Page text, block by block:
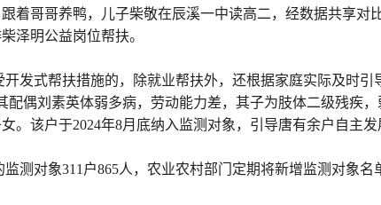
着哥哥养鸭，儿子柴敬在辰溪一中读高二，经数据共享对
泽明公益岗位帮扶。
开发式帮扶措施的，除就业帮扶外，还根据家庭实际及时
配偶刘素英体弱多病，劳动能力差，其子为肢体二级残疾，
。该户于2024年8月底纳入监测对象，引导唐有余户自主发
监测对象311户865人，农业农村部门定期将新增监测对象